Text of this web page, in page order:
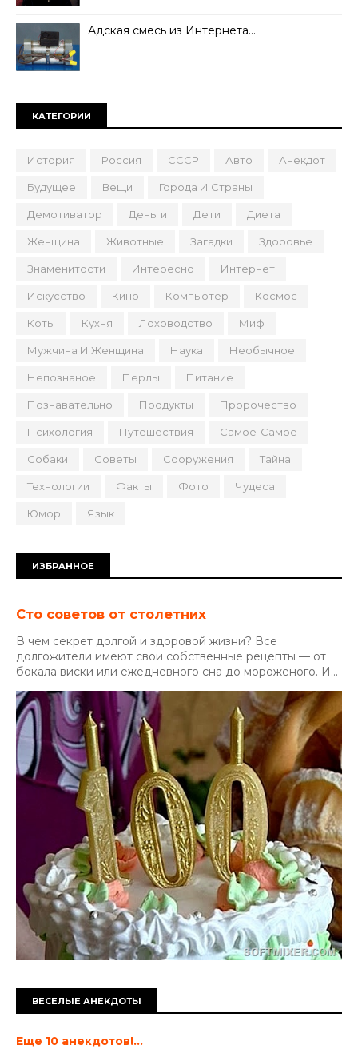
Адская смесь из Интернета…
КАТЕГОРИИ
История Россия СССР Авто Анекдот
Будущее Вещи Города И Страны
Демотиватор Деньги Дети Диета
Женщина Животные Загадки Здоровье
Знаменитости Интересно Интернет
Искусство Кино Компьютер Космос
Коты Кухня Лоховодство Миф
Мужчина И Женщина Наука Необычное
Непознаное Перлы Питание
Познавательно Продукты Пророчество
Психология Путешествия Самое-Самое
Собаки Советы Сооружения Тайна
Технологии Факты Фото Чудеса
Юмор Язык
ИЗБРАННОЕ
Сто советов от столетних
В чем секрет долгой и здоровой жизни? Все
долгожители имеют свои собственные рецепты — от
бокала виски или ежедневного сна до мороженого. И...
ВЕСЕЛЫЕ АНЕКДОТЫ
Еще 10 анекдотов!...